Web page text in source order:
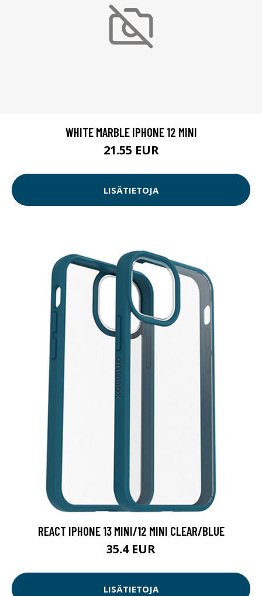
WHITE MARBLE IPHONE 12 MINI
21.55 EUR
LISÄTIETOJA
REACT IPHONE 13 MINI/12 MINI CLEAR/BLUE
35.4 EUR
LISÄTIETOJA